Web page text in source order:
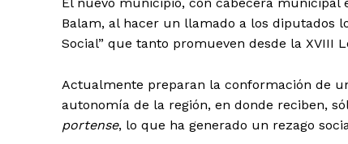
Balam, al hacer un llamado a los diputados
Social” que tanto promueven desde la XVIII
Actualmente preparan la conformación de
autonomía de la región, en donde reciben,
portense, lo que ha generado un rezago